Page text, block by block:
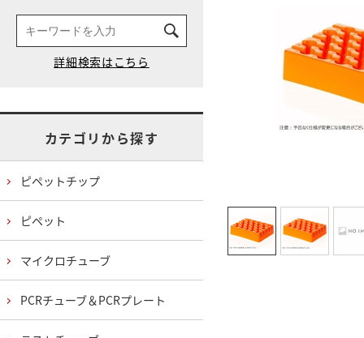
カテゴリから探す
ピペットチップ
ピペット
マイクロチューブ
PCRチューブ＆PCRプレート